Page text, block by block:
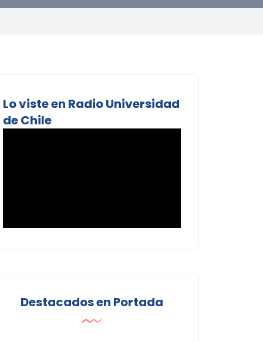
Lo viste en Radio Universidad
de Chile
Destacados en Portada